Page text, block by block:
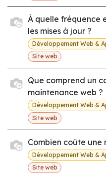
À quelle fréquence
les mises à jour ?
Développement Web &
Site web
Que comprend un
maintenance web ?
Développement Web &
Site web
Combien coûte une
Développement Web &
Site web